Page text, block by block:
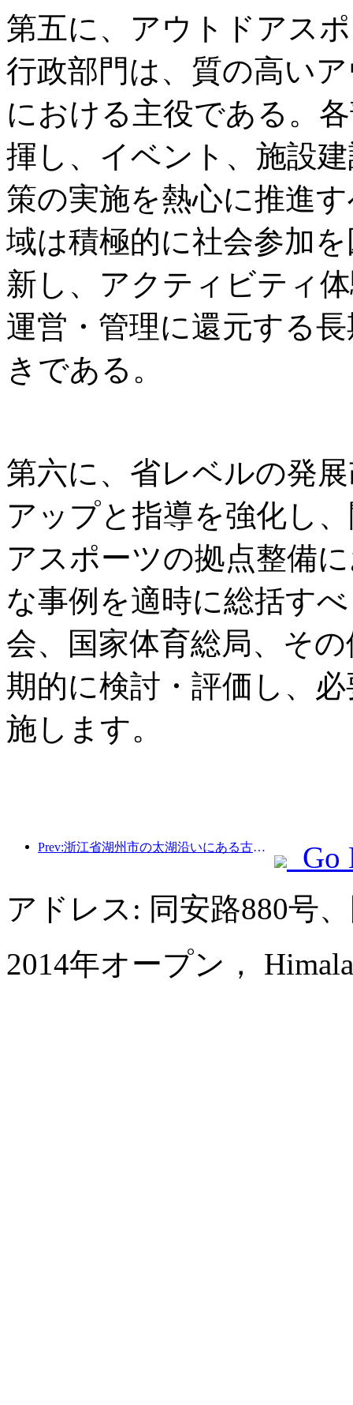
第五に、アウトドアス
行政部門は、質の高い
における主役である。
揮し、イベント、施設
策の実施を熱心に推進
域は積極的に社会参加
新し、アクティビティ
運営・管理に還元する
きである。
第六に、省レベルの発
アップと指導を強化し
アスポーツの拠点整備
な事例を適時に総括す
会、国家体育総局、そ
期的に検討・評価し、
施します。
Prev:浙江省湖州市の太湖沿いにある古い村落では、10億元近くの投資をかけて改修と改良が始まった。
Go
アドレス: 同安路880号
2014年オープン，